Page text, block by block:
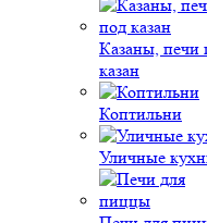
Казаны, печи
казан
Коптильни
Уличные